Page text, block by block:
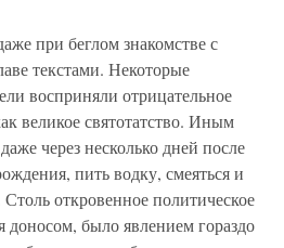
при беглом знакомстве с
текстами. Некоторые
восприняли отрицательное
великое святотатство. Иным
через несколько дней после
пить водку, смеяться и
откровенное политическое
доносом, было явлением гораздо